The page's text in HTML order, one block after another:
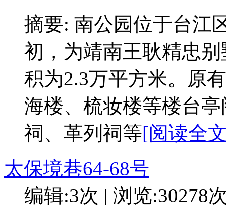
摘要: 南公园位于台江
初，为靖南王耿精忠
积为2.3万平方米。原
海楼、梳妆楼等楼台
祠、革列祠等[阅读全
太保境巷64-68号
编辑:3次 | 浏览:30278